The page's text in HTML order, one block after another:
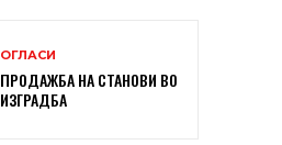
ОГЛАСИ
ПРОДАЖБА НА СТАНОВИ ВО
ИЗГРАДБА